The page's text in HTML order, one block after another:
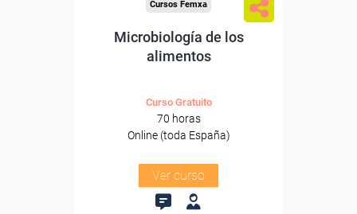
Cursos Femxa
Microbiología de los
alimentos
Curso Gratuito
70 horas
Online (toda España)
Ver curso